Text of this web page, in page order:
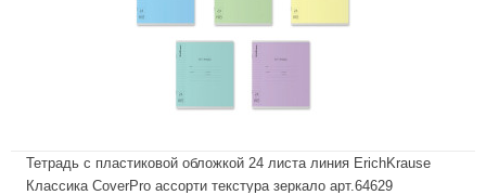
Тетрадь с пластиковой обложкой 24 листа линия ErichKrause
Классика CoverPrо ассорти текстура зеркало арт.64629